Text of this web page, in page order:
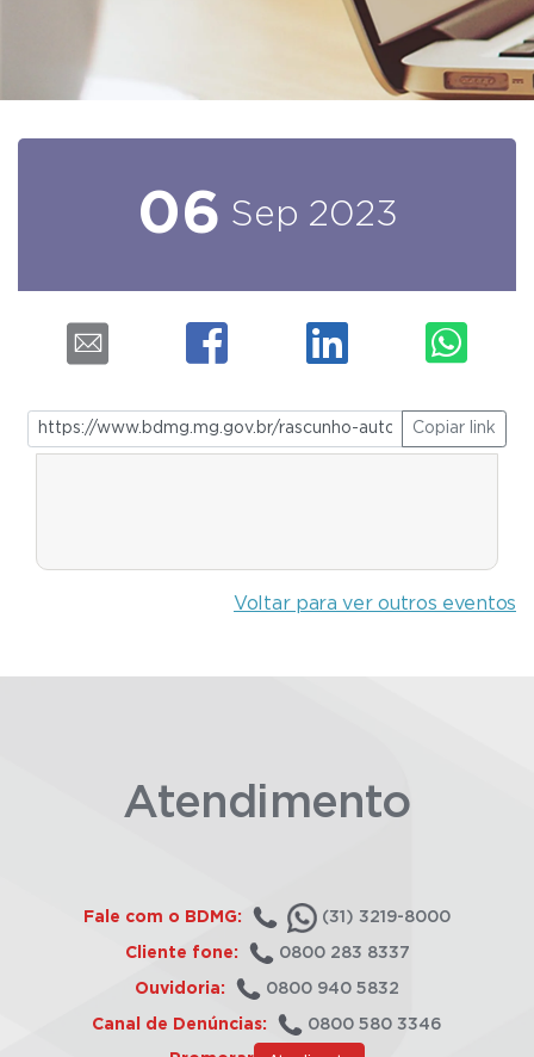
06 Sep 2023
Copiar link
Voltar para ver outros eventos
Atendimento
Fale com o BDMG: (31) 3219-8000
Cliente fone: 0800 283 8337
Ouvidoria: 0800 940 5832
Canal de Denúncias: 0800 580 3346